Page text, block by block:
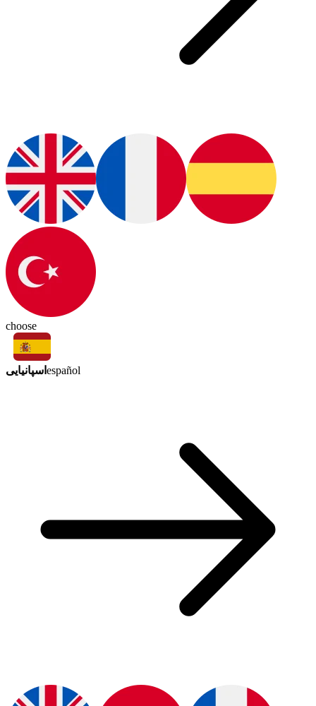
choose
اسپانیایی español